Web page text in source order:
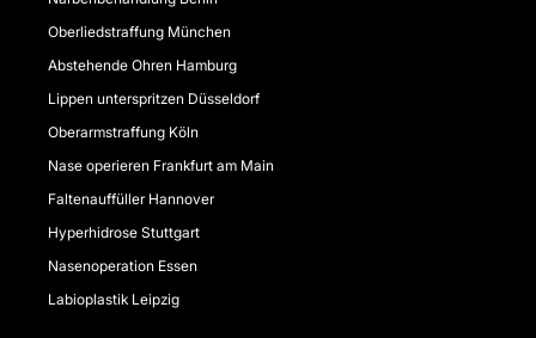
Oberliedstraffung München
Abstehende Ohren Hamburg
Lippen unterspritzen Düsseldorf
Oberarmstraffung Köln
Nase operieren Frankfurt am Main
Faltenauffüller Hannover
Hyperhidrose Stuttgart
Nasenoperation Essen
Labioplastik Leipzig